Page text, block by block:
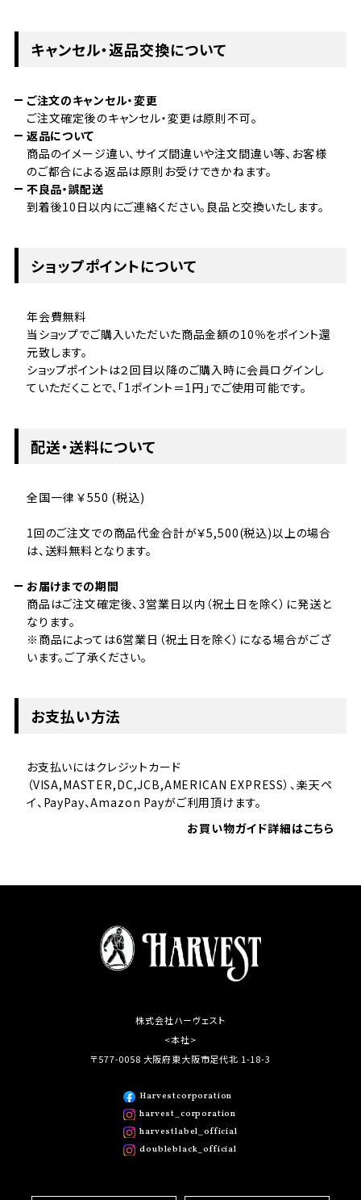
キャンセル・返品交換について
ご注文のキャンセル・変更
ご注文確定後のキャンセル・変更は原則不可。
返品について
商品のイメージ違い、サイズ間違いや注文間違い等、お客様
のご都合による返品は原則お受けできかねます。
不良品・誤配送
到着後10日以内にご連絡ください。良品と交換いたします。
ショップポイントについて
年会費無料
当ショップでご購入いただいた商品金額の10％をポイント還
元致します。
ショップポイントは２回目以降のご購入時に会員ログインし
ていただくことで、「1ポイント＝1円」でご使用可能です。
配送・送料について
全国一律 ￥550 (税込)
1回のご注文での商品代金合計が￥5,500(税込)以上の場合
は、送料無料となります。
お届けまでの期間
商品はご注文確定後、3営業日以内（祝土日を除く）に発送と
なります。
※商品によっては6営業日（祝土日を除く）になる場合がござ
います。ご了承ください。
お支払い方法
お支払いにはクレジットカード
（VISA,MASTER,DC,JCB,AMERICAN EXPRESS）、楽天ペ
イ、PayPay、Amazon Payがご利用頂けます。
お買い物ガイド詳細はこちら
株式会社ハーヴェスト
<本社>
〒577-0058 大阪府東大阪市足代北 1-18-3
Harvestcorporation
harvest_corporation
harvestlabel_official
doubleblack_official